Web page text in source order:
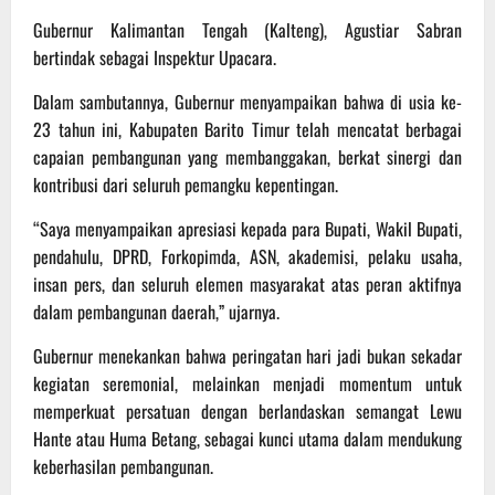
Gubernur Kalimantan Tengah (Kalteng), Agustiar Sabran
bertindak sebagai Inspektur Upacara.
Dalam sambutannya, Gubernur menyampaikan bahwa di usia ke-
23 tahun ini, Kabupaten Barito Timur telah mencatat berbagai
capaian pembangunan yang membanggakan, berkat sinergi dan
kontribusi dari seluruh pemangku kepentingan.
“Saya menyampaikan apresiasi kepada para Bupati, Wakil Bupati,
pendahulu, DPRD, Forkopimda, ASN, akademisi, pelaku usaha,
insan pers, dan seluruh elemen masyarakat atas peran aktifnya
dalam pembangunan daerah,” ujarnya.
Gubernur menekankan bahwa peringatan hari jadi bukan sekadar
kegiatan seremonial, melainkan menjadi momentum untuk
memperkuat persatuan dengan berlandaskan semangat Lewu
Hante atau Huma Betang, sebagai kunci utama dalam mendukung
keberhasilan pembangunan.